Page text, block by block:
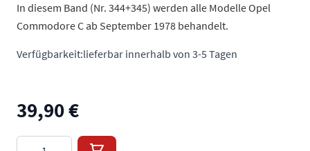
In diesem Band (Nr. 344+345) werden alle Modelle Opel
Commodore C ab September 1978 behandelt.
Verfügbarkeit:lieferbar innerhalb von 3-5 Tagen
39,90 €